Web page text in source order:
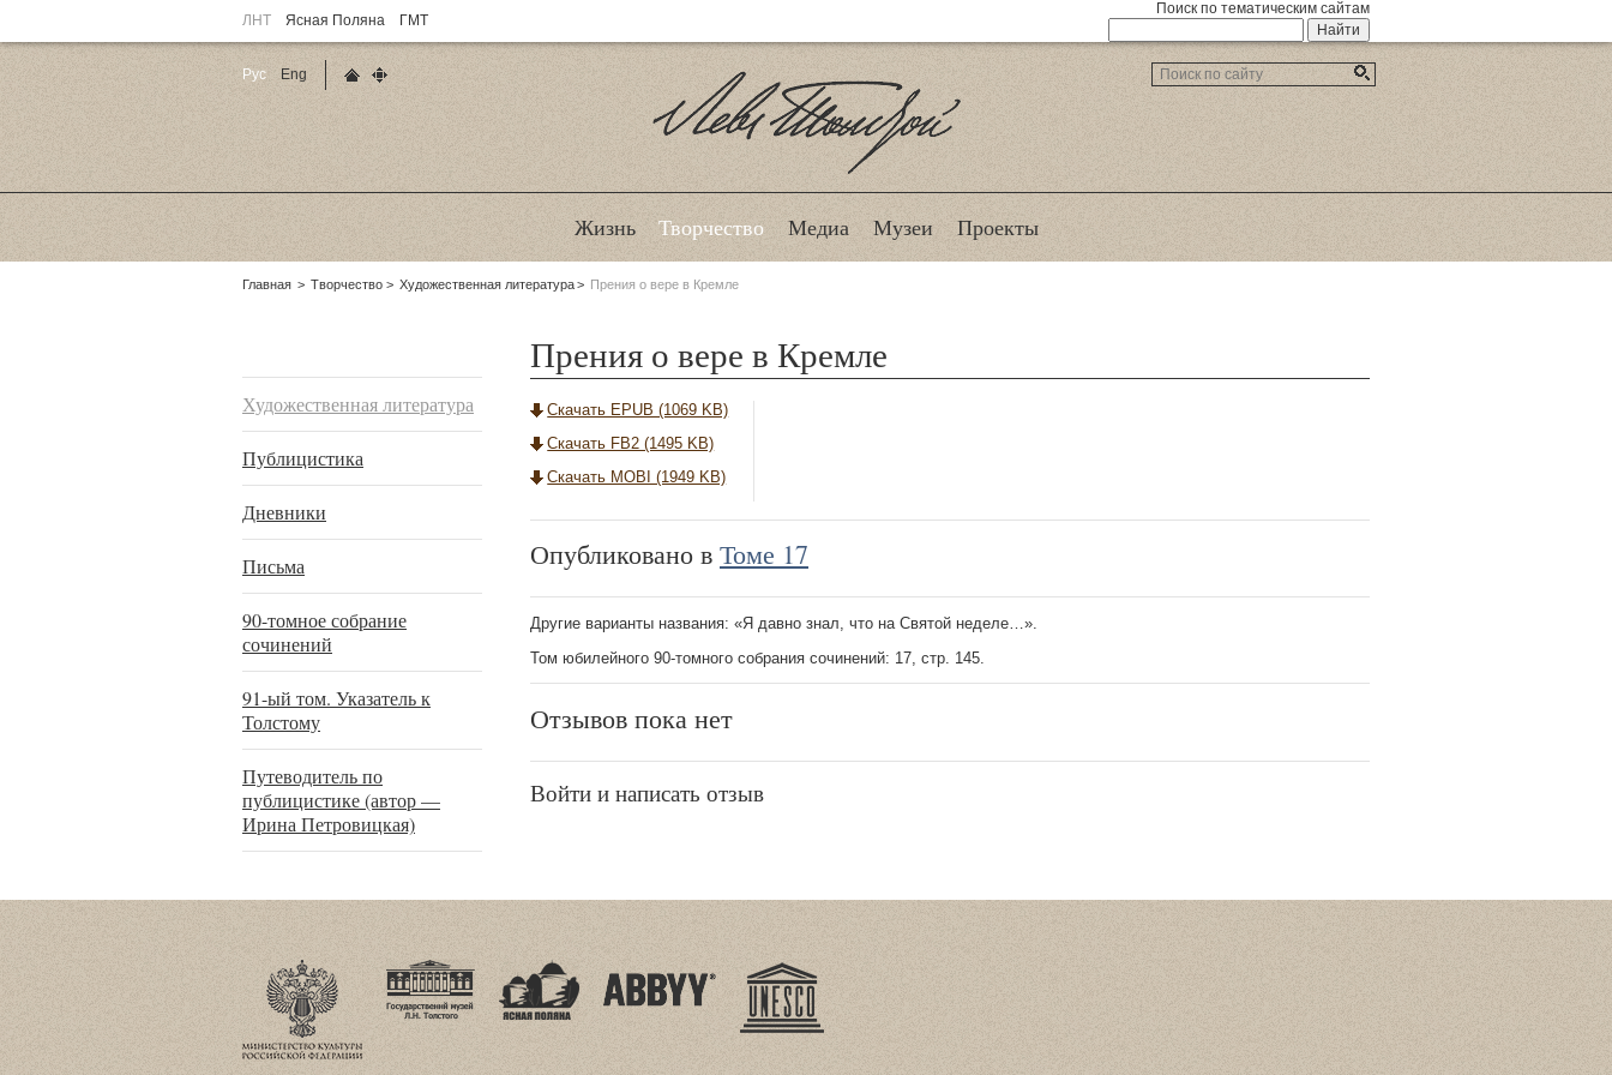
ЛНТ Ясная Поляна ГМТ
Поиск по тематическим сайтам
Лев Толстой
Жизнь Творчество Медиа Музеи Проекты
Родительские
Главная Творчество Художественная литература Прения о вере в Кремле
Художественная литература
Публицистика
Дневники
Письма
90-томное собрание
сочинений
91-ый том. Указатель к
Толстому
Путеводитель по
публицистике (автор —
Ирина Петровицкая)
Прения о вере в Кремле
Скачать EPUB (1069 KB)
Скачать FB2 (1495 KB)
Скачать MOBI (1949 KB)
Опубликовано в Томе 17
Другие варианты названия: «Я давно знал, что на Святой неделе…».
Том юбилейного 90-томного собрания сочинений: 17, стр. 145.
Отзывов пока нет
Войти и написать отзыв
Рус
Eng